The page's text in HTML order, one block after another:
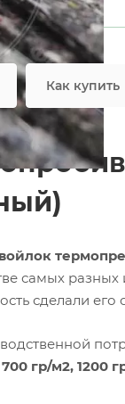
Как купить
войлок
самых
сделали
гр/м2, 1200